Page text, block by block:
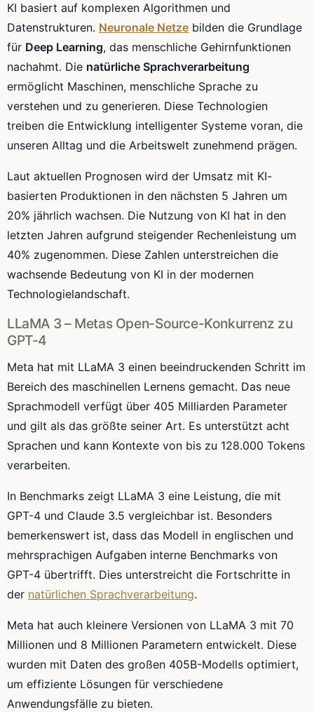
KI basiert auf komplexen Algorithmen und
Datenstrukturen. Neuronale Netze bilden die Grundlage
für Deep Learning, das menschliche Gehirnfunktionen
nachahmt. Die natürliche Sprachverarbeitung
ermöglicht Maschinen, menschliche Sprache zu
verstehen und zu generieren. Diese Technologien
treiben die Entwicklung intelligenter Systeme voran, die
unseren Alltag und die Arbeitswelt zunehmend prägen.
Laut aktuellen Prognosen wird der Umsatz mit KI-
basierten Produktionen in den nächsten 5 Jahren um
20% jährlich wachsen. Die Nutzung von KI hat in den
letzten Jahren aufgrund steigender Rechenleistung um
40% zugenommen. Diese Zahlen unterstreichen die
wachsende Bedeutung von KI in der modernen
Technologielandschaft.
LLaMA 3 – Metas Open-Source-Konkurrenz zu
GPT-4
Meta hat mit LLaMA 3 einen beeindruckenden Schritt im
Bereich des maschinellen Lernens gemacht. Das neue
Sprachmodell verfügt über 405 Milliarden Parameter
und gilt als das größte seiner Art. Es unterstützt acht
Sprachen und kann Kontexte von bis zu 128.000 Tokens
verarbeiten.
In Benchmarks zeigt LLaMA 3 eine Leistung, die mit
GPT-4 und Claude 3.5 vergleichbar ist. Besonders
bemerkenswert ist, dass das Modell in englischen und
mehrsprachigen Aufgaben interne Benchmarks von
GPT-4 übertrifft. Dies unterstreicht die Fortschritte in
der natürlichen Sprachverarbeitung.
Meta hat auch kleinere Versionen von LLaMA 3 mit 70
Millionen und 8 Millionen Parametern entwickelt. Diese
wurden mit Daten des großen 405B-Modells optimiert,
um effiziente Lösungen für verschiedene
Anwendungsfälle zu bieten.